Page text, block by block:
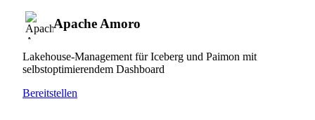
Apache Amoro
Lakehouse-Management für Iceberg und Paimon mit
selbstoptimierendem Dashboard
Bereitstellen